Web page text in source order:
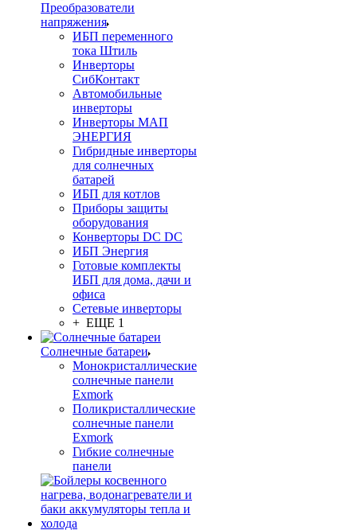
Преобразователи
напряжения
ИБП переменного
тока Штиль
Инверторы
СибКонтакт
Автомобильные
инверторы
Инверторы МАП
ЭНЕРГИЯ
Гибридные инверторы
для солнечных
батарей
ИБП для котлов
Приборы защиты
оборудования
Конверторы DC DC
ИБП Энергия
Готовые комплекты
ИБП для дома, дачи и
офиса
Сетевые инверторы
+ ЕЩЕ 1
Солнечные батареи
Монокристаллические
солнечные панели
Exmork
Поликристаллические
солнечные панели
Exmork
Гибкие солнечные
панели